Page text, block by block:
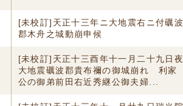
[未校訂]天正十三年ニ大地震右ニ付礪波
郡木舟之城動崩申候
[未校訂]天正十三酉年十一月二十九日夜
大地震礪波郡貴布禰の御城崩れ 利家
公の御弟前田右近秀継公御夫婦...